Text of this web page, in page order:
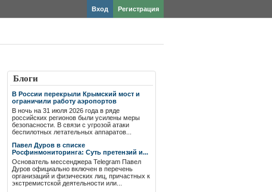
Регистрация
Вход
Блоги
В России перекрыли Крымский мост и
ограничили работу аэропортов
В ночь на 31 июля 2026 года в ряде
российских регионов были усилены меры
безопасности. В связи с угрозой атаки
беспилотных летательных аппаратов...
Павел Дуров в списке
Росфинмониторинга: Суть претензий и...
Основатель мессенджера Telegram Павел
Дуров официально включен в перечень
организаций и физических лиц, причастных к
экстремистской деятельности или...